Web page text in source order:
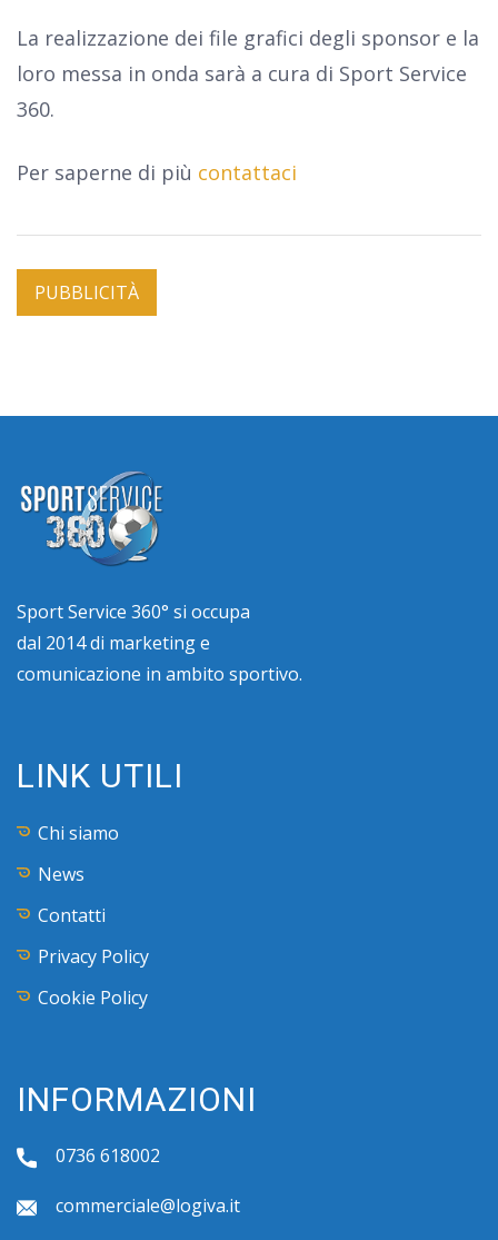
La realizzazione dei file grafici degli sponsor e la
loro messa in onda sarà a cura di Sport Service
360.
Per saperne di più contattaci
PUBBLICITÀ
Sport Service 360° si occupa
dal 2014 di marketing e
comunicazione in ambito sportivo.
LINK UTILI
Chi siamo
News
Contatti
Privacy Policy
Cookie Policy
INFORMAZIONI
0736 618002
commerciale@logiva.it